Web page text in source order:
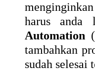
harus anda
Automation
tambahkan
sudah selesai